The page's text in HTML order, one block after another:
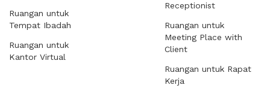
Ruangan untuk
Tempat Ibadah
Ruangan untuk
Kantor Virtual
Receptionist
Ruangan untuk
Meeting Place with
Client
Ruangan untuk Rapat
Kerja